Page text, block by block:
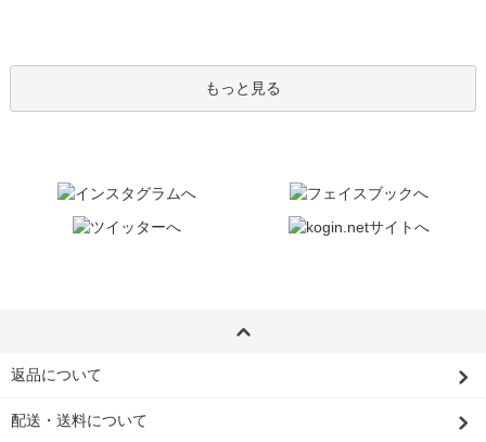
もっと見る
返品について
配送・送料について